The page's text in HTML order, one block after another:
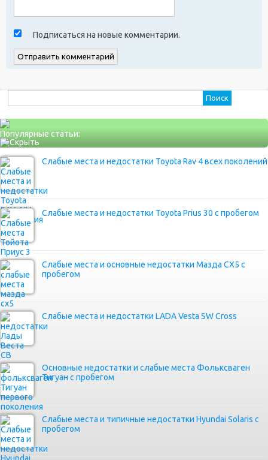
Подписаться на новые комментарии.
Популярные статьи:
Слабые места и недостатки Toyota Rav 4 всех поколений
Слабые места и недостатки Toyota Prius 30 с пробегом
Слабые места и основные недостатки Мазда СХ5 с
пробегом
Слабые места и недостатки LADA Vesta SW Cross
Основные недостатки и слабые места Фольксваген
Тигуан с пробегом
Слабые места и типичные недостатки Hyundai Solaris с
пробегом